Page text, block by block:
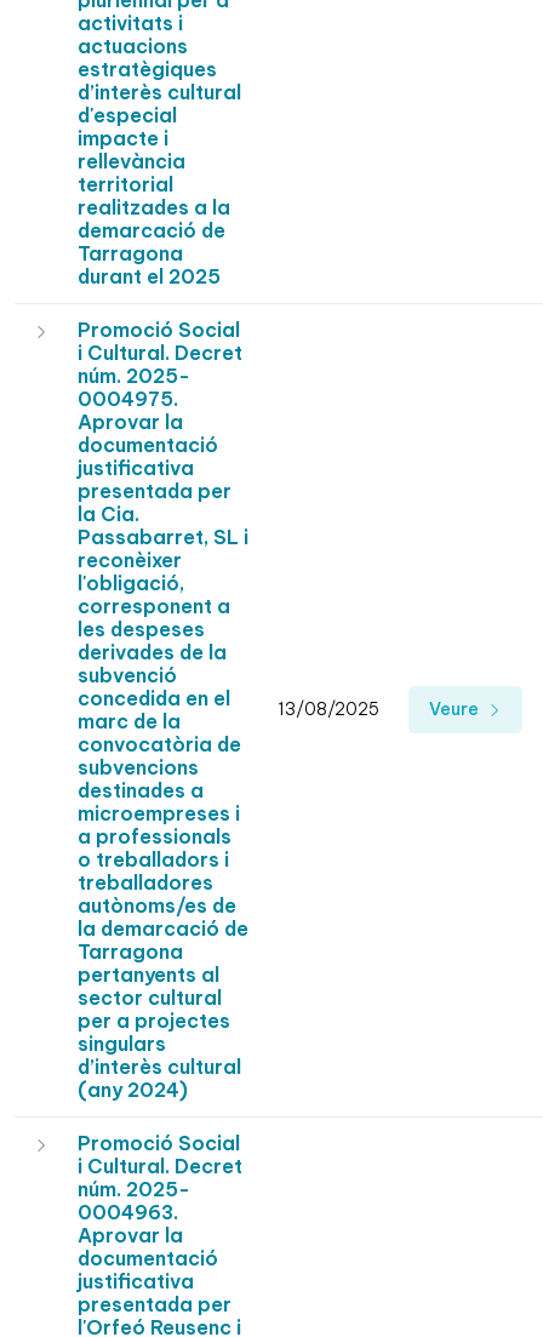
activitats i
actuacions
estratègiques
d’interès cultural
d'especial
impacte i
rellevància
territorial
realitzades a la
demarcació de
Tarragona
durant el 2025
Promoció Social
i Cultural. Decret
núm. 2025-
0004975.
Aprovar la
documentació
justificativa
presentada per
la Cia.
Passabarret, SL i
reconèixer
l'obligació,
corresponent a
les despeses
derivades de la
subvenció
concedida en el
marc de la
convocatòria de
subvencions
destinades a
microempreses i
a professionals
o treballadors i
treballadores
autònoms/es de
la demarcació de
Tarragona
pertanyents al
sector cultural
per a projectes
singulars
d’interès cultural
(any 2024)
13/08/2025 Veure
Promoció Social
i Cultural. Decret
núm. 2025-
0004963.
Aprovar la
documentació
justificativa
presentada per
l'Orfeó Reusenc i